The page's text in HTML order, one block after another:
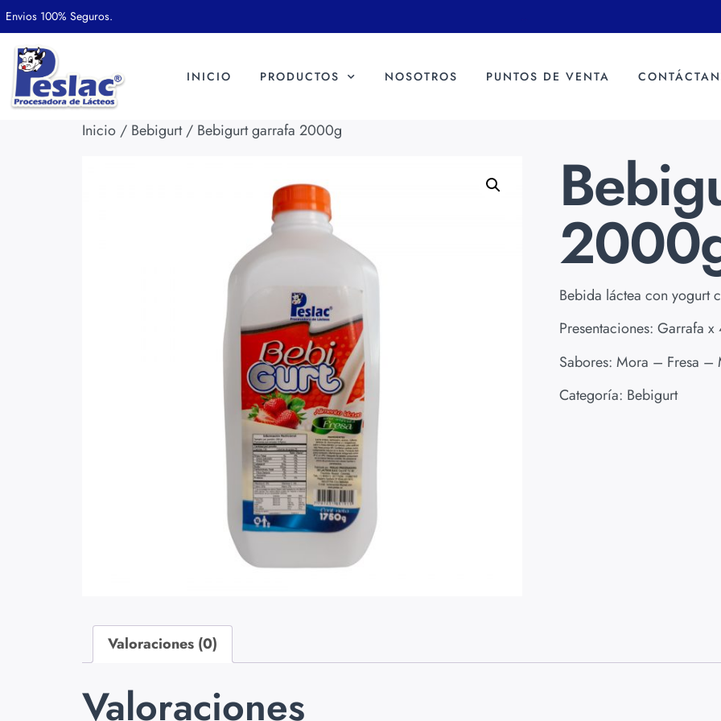
Envios 100% Seguros.
INICIO PRODUCTOS NOSOTROS PUNTOS DE VENTA
Inicio / Bebigurt/ Bebigurt garrafa 2000g
Bebida láctea con yogurt
Presentaciones: Garrafa
Sabores: Mora – Fresa
Categoría: Bebigurt
Valoraciones (0)
Valoraciones